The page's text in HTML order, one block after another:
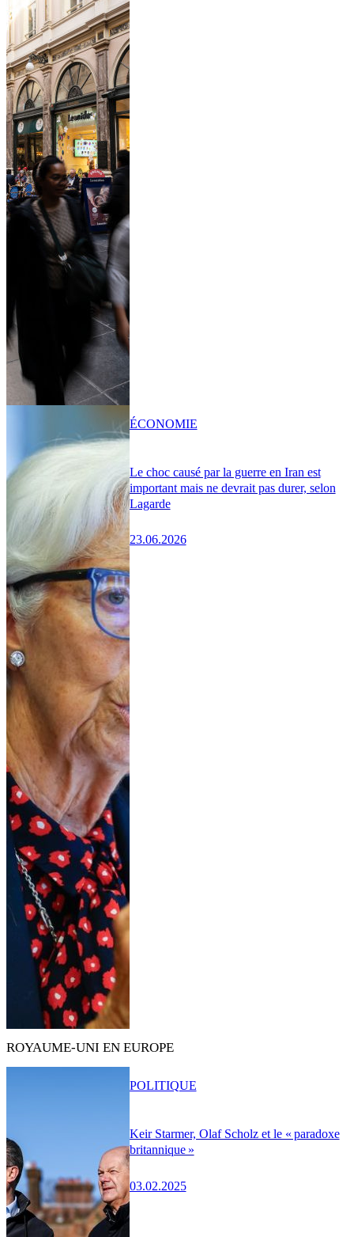
Le choc causé par la guerre en Iran est
important mais ne devrait pas durer, selon
Lagarde
23.06.2026
ÉCONOMIE
ROYAUME-UNI EN EUROPE
Keir Starmer, Olaf Scholz et le « paradoxe
britannique »
03.02.2025
POLITIQUE